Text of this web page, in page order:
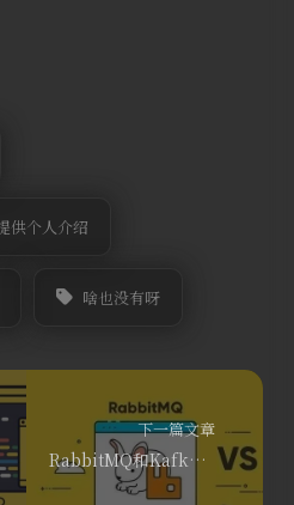
供个人介绍
啥也没有呀
下一篇文章
RabbitMQ和Kafka的比较，一比吓一跳！